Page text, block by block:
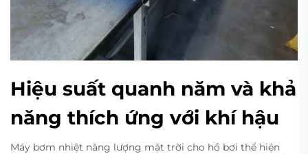
Hiệu suất quanh năm và khả
năng thích ứng với khí hậu
Máy bơm nhiệt năng lượng mặt trời cho hồ bơi thể hiện